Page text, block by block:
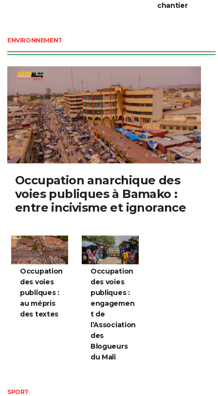
chantier
ENVIRONNEMENT
Occupation anarchique des
voies publiques à Bamako :
entre incivisme et ignorance
Occupation
des voies
publiques :
au mépris
des textes
Occupation
des voies
publiques :
engagemen
t de
l’Association
des
Blogueurs
du Mali
SPORT